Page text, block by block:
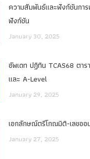
ความสัมพันธ์และฟังก์ชันกา
ฟังก์ชัน
January 30, 2025
อัพเดท ปฏิทิน TCAS68 ตา
และ A-Level
January 29, 2025
เอกลักษณ์ตรีโกณมิติ-เลขออ
January 27, 2025